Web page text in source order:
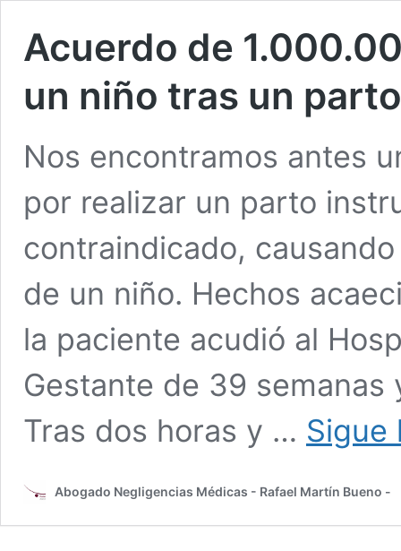
Acuerdo de
un niño tras un parto
Nos encontramos antes
por realizar un parto
contraindicado,
de un niño. Hechos
la paciente acudió al
Gestante de 39
Tras dos horas y … Sigue
Abogado Negligencias Médicas - Rafael Martín Bueno -